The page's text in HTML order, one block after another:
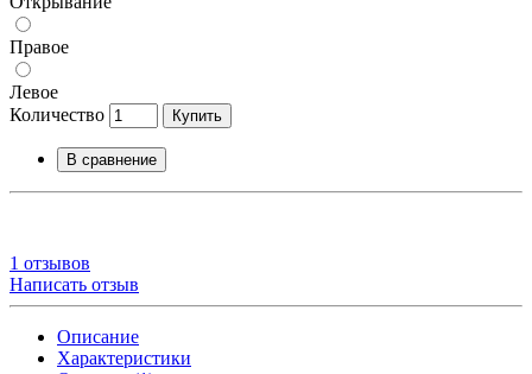
Правое
Левое
Количество
Купить
В сравнение
1 отзывов
Написать отзыв
Описание
Характеристики